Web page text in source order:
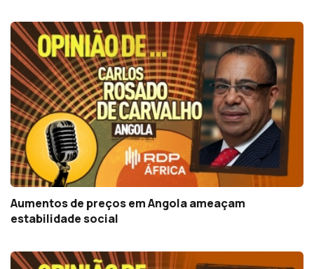
Aumentos de preços em Angola ameaçam
estabilidade social